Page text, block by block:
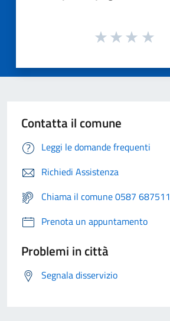
Contatta il comune
Leggi le domande frequenti
Richiedi Assistenza
Chiama il comune 0587 687511
Prenota un appuntamento
Problemi in città
Segnala disservizio